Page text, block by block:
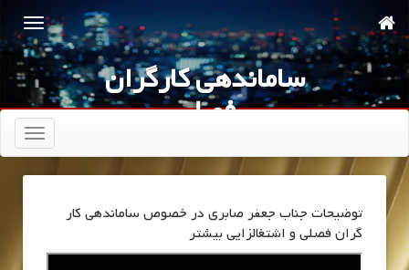
ساماندهی کارگران
فصلی
ناوبری
توضیحات جناب جعفر صابری در خصوص ساماندهی کار
گران فصلی و اشتغالزایی بیشتر